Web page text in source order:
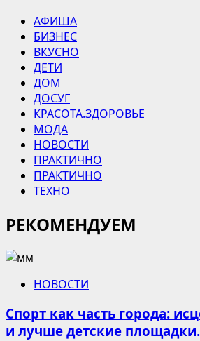
АФИША
БИЗНЕС
ВКУСНО
ДЕТИ
ДОМ
ДОСУГ
КРАСОТА.ЗДОРОВЬЕ
МОДА
НОВОСТИ
ПРАКТИЧНО
ПРАКТИЧНО
ТЕХНО
РЕКОМЕНДУЕМ
НОВОСТИ
Спорт как часть города:
и лучше детские площадки.